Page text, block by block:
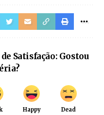
Satisfação: Gostou
Happy Dead